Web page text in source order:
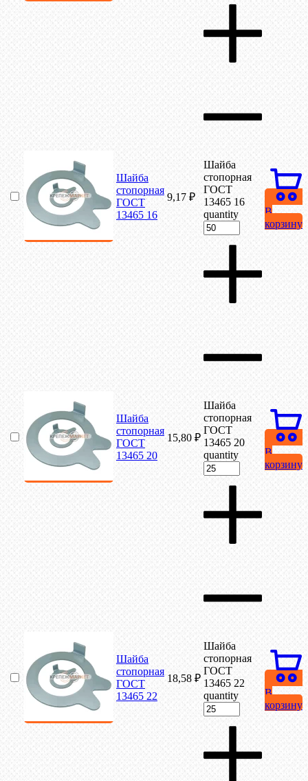
Шайба
стопорная
ГОСТ
13465 16
9,17 ₽
Шайба
стопорная
ГОСТ
13465 16
quantity
В
корзину
Шайба
стопорная
ГОСТ
13465 20
15,80 ₽
Шайба
стопорная
ГОСТ
13465 20
quantity
В
корзину
Шайба
стопорная
ГОСТ
13465 22
18,58 ₽
Шайба
стопорная
ГОСТ
13465 22
quantity
В
корзину